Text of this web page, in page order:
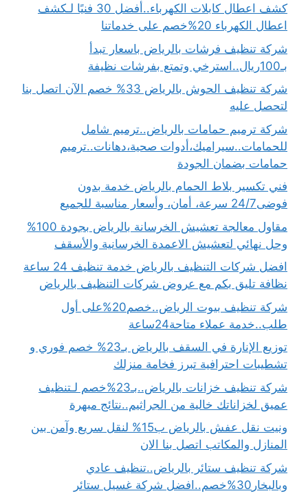
كشف اعطال كابلات الكهرباء..أفضل 30 فنيًا لـكشف
اعطال الكهرباء 20%خصم على خدماتنا
شركة تنظيف فرشات بالرياض باسعار تبدأ
بـ100ريال..استرخي وتمتع بفرشات نظيفة
شركة تنظيف الحوش بالرياض 33% خصم الآن اتصل بنا
لتحصل عليه
شركة ترميم حمامات بالرياض..ترميم شامل
للحمامات..سيراميك،أدوات صحية،دهانات..ترميم
حمامات بضمان الجودة
فني تكسير بلاط الحمام بالرياض خدمة بدون
فوضى24/7 سرعة، أمان، وأسعار مناسبة للجميع
مقاول معالجة تعشيش الخرسانة بالرياض بجودة 100%
وحل نهائي لتعشيش الاعمدة الخرسانية والأسقف
افضل شركات التنظيف بالرياض خدمة تنظيف 24 ساعة
نظافة تليق بكم مع عروض شركات التنظيف بالرياض
شركة تنظيف بيوت الرياض..خصم20%على أول
طلب..خدمة عملاء متاحة24ساعة
توزيع الإنارة في السقف بالرياض بـ23% خصم فوري و
تشطيبات احترافية تبرز فخامة منزلك
شركة تنظيف خزانات بالرياض..بـ23%خصم لـتنظيف
عميق لخزاناتك خالية من الجراثيم..نتائج مبهرة
ونيت نقل عفش بالرياض ب15% لنقل سريع وآمن بين
المنازل والمكاتب اتصل بنا الان
شركة تنظيف ستائر بالرياض..تنظيف عادي
وبالبخار30%خصم..افضل شركة غسيل ستائر